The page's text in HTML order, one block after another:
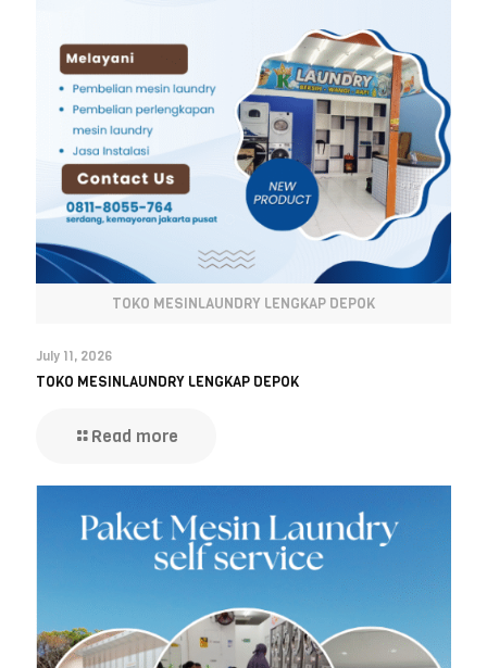
TOKO MESINLAUNDRY LENGKAP DEPOK
July 11, 2026
TOKO MESINLAUNDRY LENGKAP DEPOK
Read more